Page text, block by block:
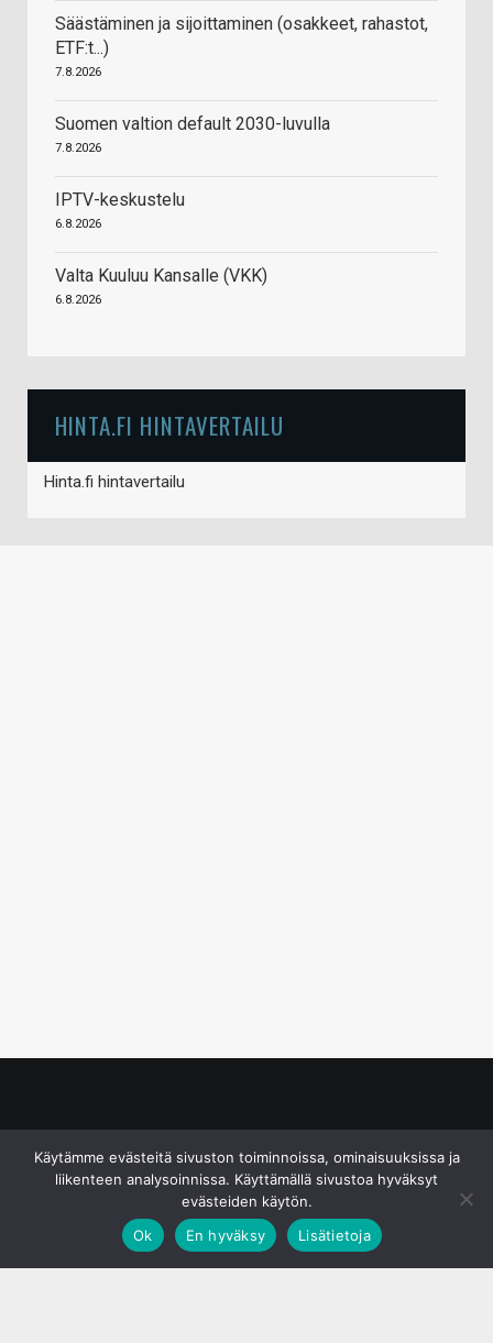
Säästäminen ja sijoittaminen (osakkeet, rahastot,
ETF:t...)
7.8.2026
Suomen valtion default 2030-luvulla
7.8.2026
IPTV-keskustelu
6.8.2026
Valta Kuuluu Kansalle (VKK)
6.8.2026
HINTA.FI HINTAVERTAILU
Hinta.fi hintavertailu
Käytämme evästeitä sivuston toiminnoissa, ominaisuuksissa ja
liikenteen analysoinnissa. Käyttämällä sivustoa hyväksyt
evästeiden käytön.
Ok
En hyväksy Lisätietoja